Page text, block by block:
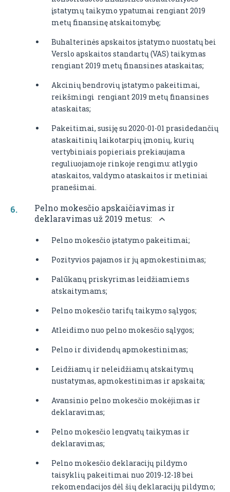
įstatymų taikymo ypatumai rengiant 2019
metų finansinę atskaitomybę;
Buhalterinės apskaitos įstatymo nuostatų bei
Verslo apskaitos standartų (VAS) taikymas
rengiant 2019 metų finansines ataskaitas;
Akcinių bendrovių įstatymo pakeitimai,
reikšmingi rengiant 2019 metų finansines
ataskaitas;
Pakeitimai, susiję su 2020-01-01 prasidedančių
ataskaitinių laikotarpių įmonių, kurių
vertybiniais popieriais prekiaujama
reguliuojamoje rinkoje rengimu: atlygio
ataskaitos, valdymo ataskaitos ir metiniai
pranešimai.
Pelno mokesčio apskaičiavimas ir
deklaravimas už 2019 metus:
Pelno mokesčio įstatymo pakeitimai;
Pozityvios pajamos ir jų apmokestinimas;
Palūkanų priskyrimas leidžiamiems
atskaitymams;
Pelno mokesčio tarifų taikymo sąlygos;
Atleidimo nuo pelno mokesčio sąlygos;
Pelno ir dividendų apmokestinimas;
Leidžiamų ir neleidžiamų atskaitymų
nustatymas, apmokestinimas ir apskaita;
Avansinio pelno mokesčio mokėjimas ir
deklaravimas;
Pelno mokesčio lengvatų taikymas ir
deklaravimas;
Pelno mokesčio deklaracijų pildymo
taisyklių pakeitimai nuo 2019-12-18 bei
rekomendacijos dėl šių deklaracijų pildymo;